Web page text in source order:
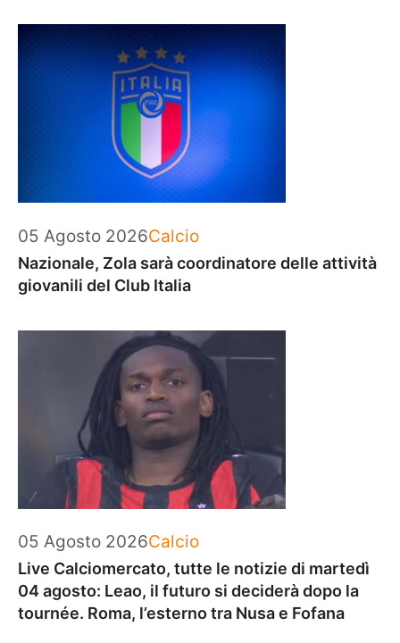
05 Agosto 2026Categorie
Calcio
Nazionale, Zola sarà coordinatore delle attività
giovanili del Club Italia
05 Agosto 2026Categorie
Calcio
Live Calciomercato, tutte le notizie di martedì
04 agosto: Leao, il futuro si deciderà dopo la
tournée. Roma, l’esterno tra Nusa e Fofana